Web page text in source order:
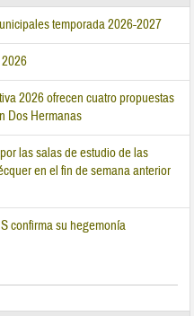
temporada 2026-2027
2026 ofrecen cuatro propuestas
Dos Hermanas
las salas de estudio de las
en el fin de semana anterior
confirma su hegemonía